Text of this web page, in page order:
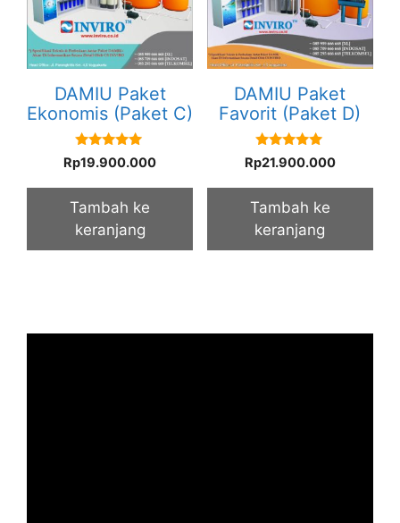
DAMIU Paket
Ekonomis (Paket C)
5.00
out of 5
Rp19.900.000
Tambah ke
keranjang
DAMIU Paket
Favorit (Paket D)
5.00
out of 5
Rp21.900.000
Tambah ke
keranjang